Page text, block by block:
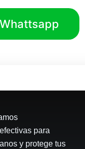
para
y protege tus